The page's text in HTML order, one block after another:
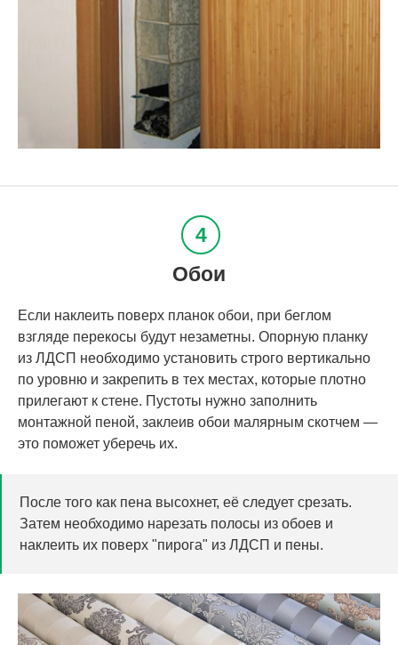
Обои
Если наклеить поверх планок обои, при беглом
взгляде перекосы будут незаметны. Опорную планку
из ЛДСП необходимо установить строго вертикально
по уровню и закрепить в тех местах, которые плотно
прилегают к стене. Пустоты нужно заполнить
монтажной пеной, заклеив обои малярным скотчем —
это поможет уберечь их.
После того как пена высохнет, её следует срезать.
Затем необходимо нарезать полосы из обоев и
наклеить их поверх "пирога" из ЛДСП и пены.